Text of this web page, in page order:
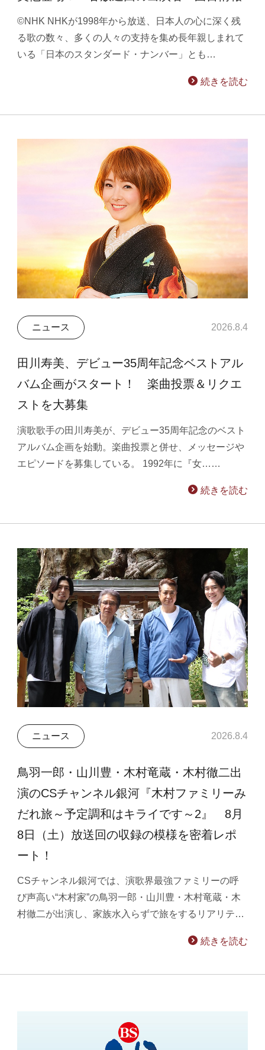
©NHK NHKが1998年から放送、日本人の心に深く残
る歌の数々、多くの人々の支持を集め長年親しまれて
いる「日本のスタンダード・ナンバー」とも…
続きを読む
ニュース 2026.8.4
田川寿美、デビュー35周年記念ベストアル
バム企画がスタート！ 楽曲投票＆リクエ
ストを大募集
演歌歌手の田川寿美が、デビュー35周年記念のベスト
アルバム企画を始動。楽曲投票と併せ、メッセージや
エピソードを募集している。 1992年に『女……
続きを読む
ニュース 2026.8.4
鳥羽一郎・山川豊・木村竜蔵・木村徹二出
演のCSチャンネル銀河『木村ファミリーみ
だれ旅～予定調和はキライです～2』 8月
8日（土）放送回の収録の模様を密着レポ
ート！
CSチャンネル銀河では、演歌界最強ファミリーの呼
び声高い“木村家”の鳥羽一郎・山川豊・木村竜蔵・木
村徹二が出演し、家族水入らずで旅をするリアリテ…
続きを読む